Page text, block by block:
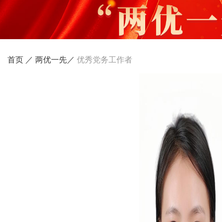
首页 ／ 两优一先／ 优秀党务工作者